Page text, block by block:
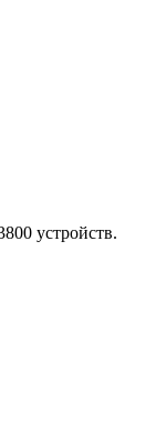
устройств.